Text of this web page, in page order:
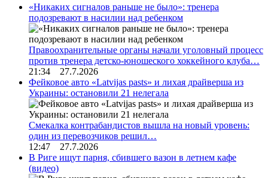
«Никаких сигналов раньше не было»: тренера
подозревают в насилии над ребенком
Правоохранительные органы начали уголовный процесс
против тренера детско-юношеского хоккейного клуба…
21:34 27.7.2026
Фейковое авто «Latvijas pasts» и лихая драйверша из
Украины: остановили 21 нелегала
Смекалка контрабандистов вышла на новый уровень:
один из перевозчиков решил…
12:47 27.7.2026
В Риге ищут парня, сбившего вазон в летнем кафе
(видео)